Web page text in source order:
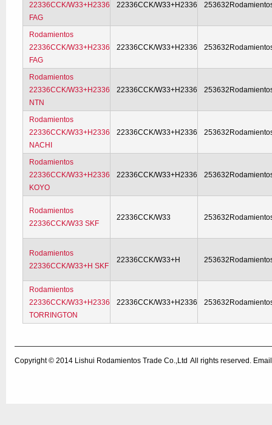
22336CCK/W33+H2336
FAG
22336CCK/W33+H2336
Rodamientos
22336CCK/W33+H2336
FAG
22336CCK/W33+H2336
Rodamientos
22336CCK/W33+H2336
NTN
22336CCK/W33+H2336
Rodamientos
22336CCK/W33+H2336
NACHI
22336CCK/W33+H2336
Rodamientos
22336CCK/W33+H2336
KOYO
22336CCK/W33+H2336
Rodamientos
22336CCK/W33 SKF
22336CCK/W33
Rodamientos
22336CCK/W33+H SKF
22336CCK/W33+H
Rodamientos
22336CCK/W33+H2336
TORRINGTON
22336CCK/W33+H2336
Copyright © 2014 Lishui Rodamientos Trade Co.,Ltd All rights reserved.